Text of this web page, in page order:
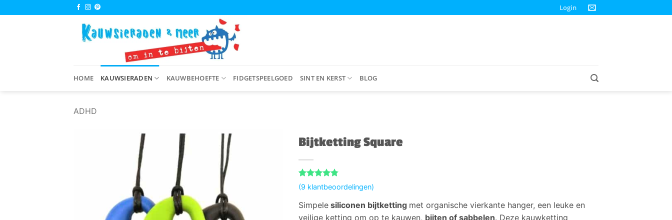
naar
Login
HOME KAUWSIERADEN KAUWBEHOEFTE FIDGETSPEELGOED SINT EN KERST BLOG
ADHD
Bijtketting Square
Gewaardeerd
4.78
op 5
gebaseerd
op
9
klant
waarderingen
(9 klantbeoordelingen)
Simpele siliconen bijtketting met organische vierkante hanger, een leuke en
veilige ketting om op te kauwen, bijten of sabbelen. Deze kauwketting